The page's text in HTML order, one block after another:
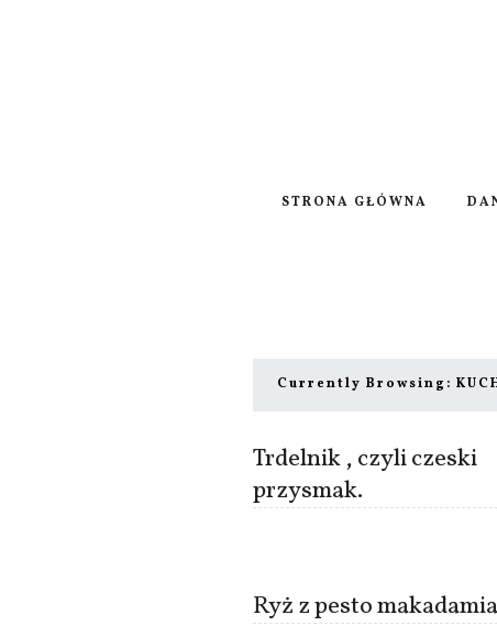
STRONA GŁÓWNA
Currently Browsing:
Trdelnik , czyli czeski
przysmak.
Ryż z pesto makadamia